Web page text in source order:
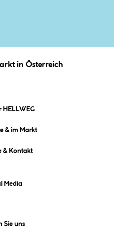
in Österreich
HELLWEG
& im Markt
& Kontakt
Media
Sie uns